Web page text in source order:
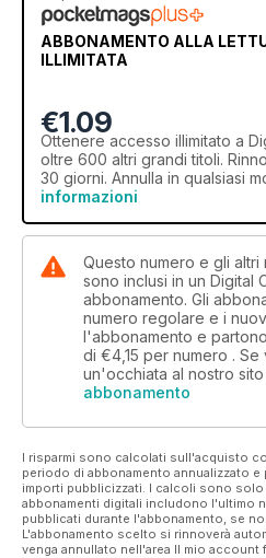
ABBONAMENTO ALLA
ILLIMITATA
€1.09
Ottenere accesso illimitato a
oltre 600 altri grandi titoli.
30 giorni. Annulla in qualsiasi
informazioni
Questo numero e gli altri
sono inclusi in un Digital
abbonamento. Gli
numero regolare e i
l'abbonamento e
di €4,15 per numero .
un'occhiata al nostro
abbonamento
I risparmi sono calcolati sull'acquisto
periodo di abbonamento annualizzato
importi pubblicizzati. I calcoli sono
abbonamenti digitali includono l'ultimo
pubblicati durante l'abbonamento, se
L'abbonamento scelto si rinnoverà
venga annullato nell'area Il mio account